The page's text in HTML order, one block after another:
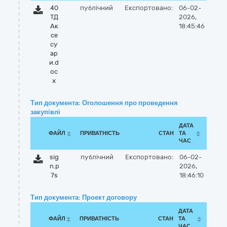
40
ТД
Ак
се
су
ар
и.d
oc
x
публічний Експортовано:
06-02-
2026,
18:45:46
Тип документа: Оголошення про проведення
закупівлі
ФАЙЛ ПРИВАТНІСТЬ СТАН
ДАТА
ТА
ЧАС
sig
n.p
7s
публічний Експортовано:
06-02-
2026,
18:46:10
Тип документа: Проект договору
ФАЙЛ ПРИВАТНІСТЬ СТАН
ДАТА
ТА